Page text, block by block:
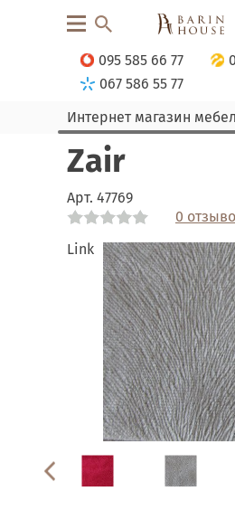
095 585 66 77
067 586 55 77
Интернет магазин
Zair
Арт. 47769
0
Link
Link
Link
Link
Link
Link
Link
Link
Link
Link